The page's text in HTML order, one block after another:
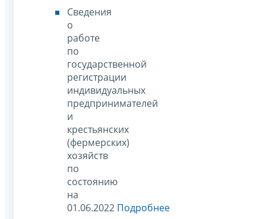
Сведения
о
работе
по
государственной
регистрации
индивидуальных
предпринимателей
и
крестьянских
(фермерских)
хозяйств
по
состоянию
на
01.06.2022 Подробнее